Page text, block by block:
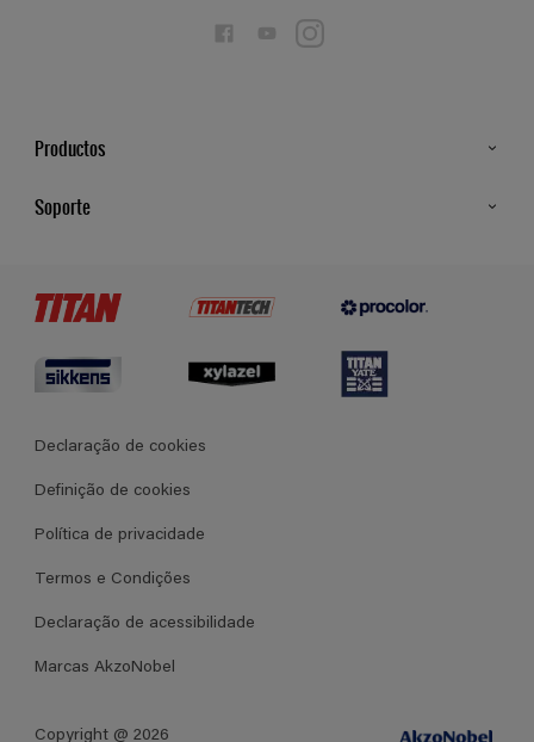
Productos
Soporte
Termos e Condições Gerais de Venda
Declaração de cookies
Definição de cookies
Política de privacidade
Termos e Condições
Declaração de acessibilidade
Marcas AkzoNobel
Copyright @ 2026